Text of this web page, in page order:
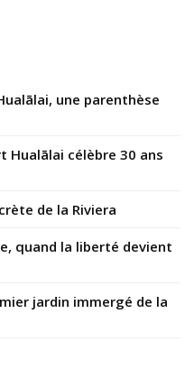
une parenthèse
Hualālai célèbre 30 ans
de la Riviera
quand la liberté devient
jardin immergé de la